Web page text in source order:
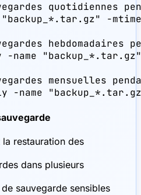
quotidiennes
-
hebdomadaires
-name
mensuelles
-name
restauration des
dans plusieurs
sauvegarde sensibles